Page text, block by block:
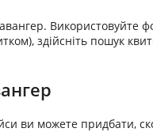
Використовуйте
здійсніть пошук
ви можете